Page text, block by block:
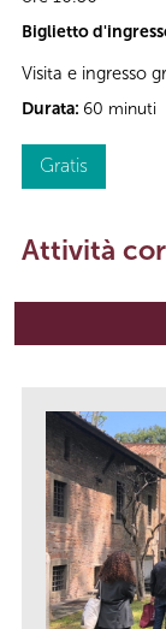
Biglietto
Visita e ingresso
Durata: 60 minuti
Gratis
Attività